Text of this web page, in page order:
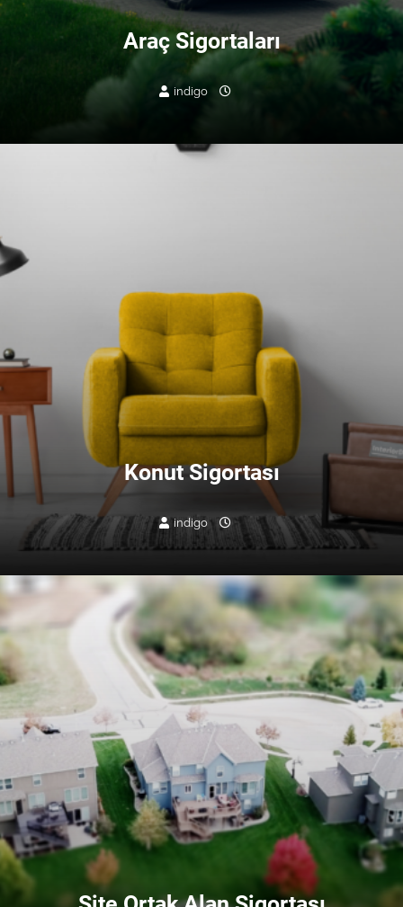
Araç Sigortaları
indigo
Konut Sigortası
indigo